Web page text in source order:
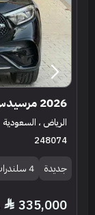
2026 مرسيدس - بنز جي إل سي 200
الرياض ، السعودية
248074
جديدة 4 سلندرات
335,000